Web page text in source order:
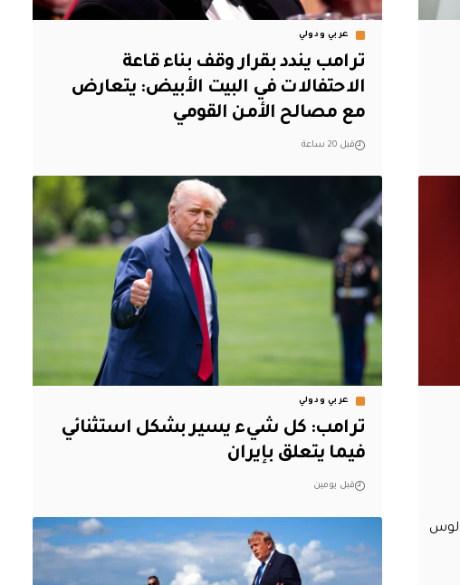
عربي ودولي
ترامب يندد بقرار وقف بناء قاعة
الاحتفالات في البيت الأبيض: يتعارض
مع مصالح الأمن القومي
قبل 20 ساعة
عربي ودولي
ترامب: كل شيء يسير بشكل استثنائي
فيما يتعلق بإيران
قبل يومين